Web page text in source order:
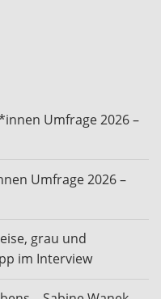
Umfrage 2026 –
Umfrage 2026 –
grau und
im Interview